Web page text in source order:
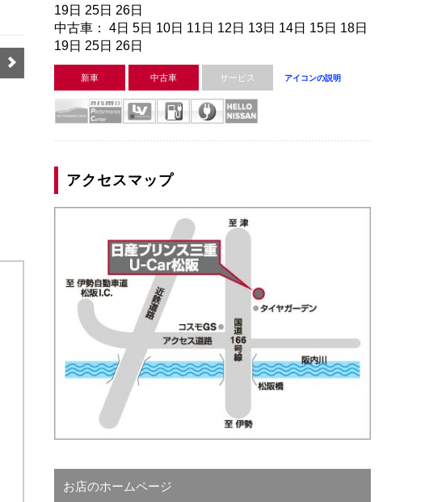
19日 25日 26日
中古車： 4日 5日 10日 11日 12日 13日 14日 15日 18日
19日 25日 26日
新車 中古車 サービス アイコンの説明
アクセスマップ
お店のホームページ